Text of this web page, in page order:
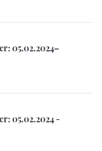
05.02.2024–
05.02.2024 -